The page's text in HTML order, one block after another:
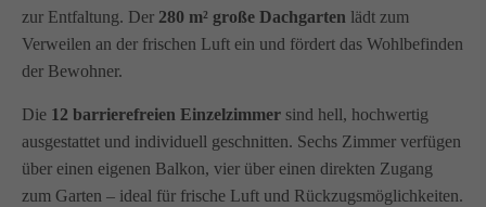
zur Entfaltung. Der 280 m² große Dachgarten lädt zum
Verweilen an der frischen Luft ein und fördert das Wohlbefinden
der Bewohner.
Die 12 barrierefreien Einzelzimmer sind hell, hochwertig
ausgestattet und individuell geschnitten. Sechs Zimmer verfügen
über einen eigenen Balkon, vier über einen direkten Zugang
zum Garten – ideal für frische Luft und Rückzugsmöglichkeiten.